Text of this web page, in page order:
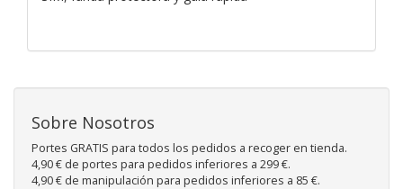
Sobre Nosotros
Portes GRATIS para todos los pedidos a recoger en tienda.
4,90 € de portes para pedidos inferiores a 299 €.
4,90 € de manipulación para pedidos inferiores a 85 €.